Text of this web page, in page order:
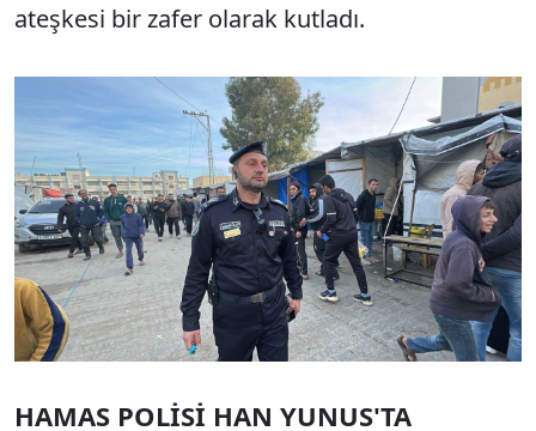
ateşkesi bir zafer olarak kutladı.
HAMAS POLİSİ HAN YUNUS'TA